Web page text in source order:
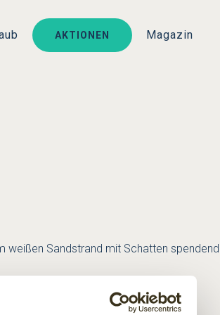
AKTIONEN Magazin
weißen Sandstrand mit Schatten